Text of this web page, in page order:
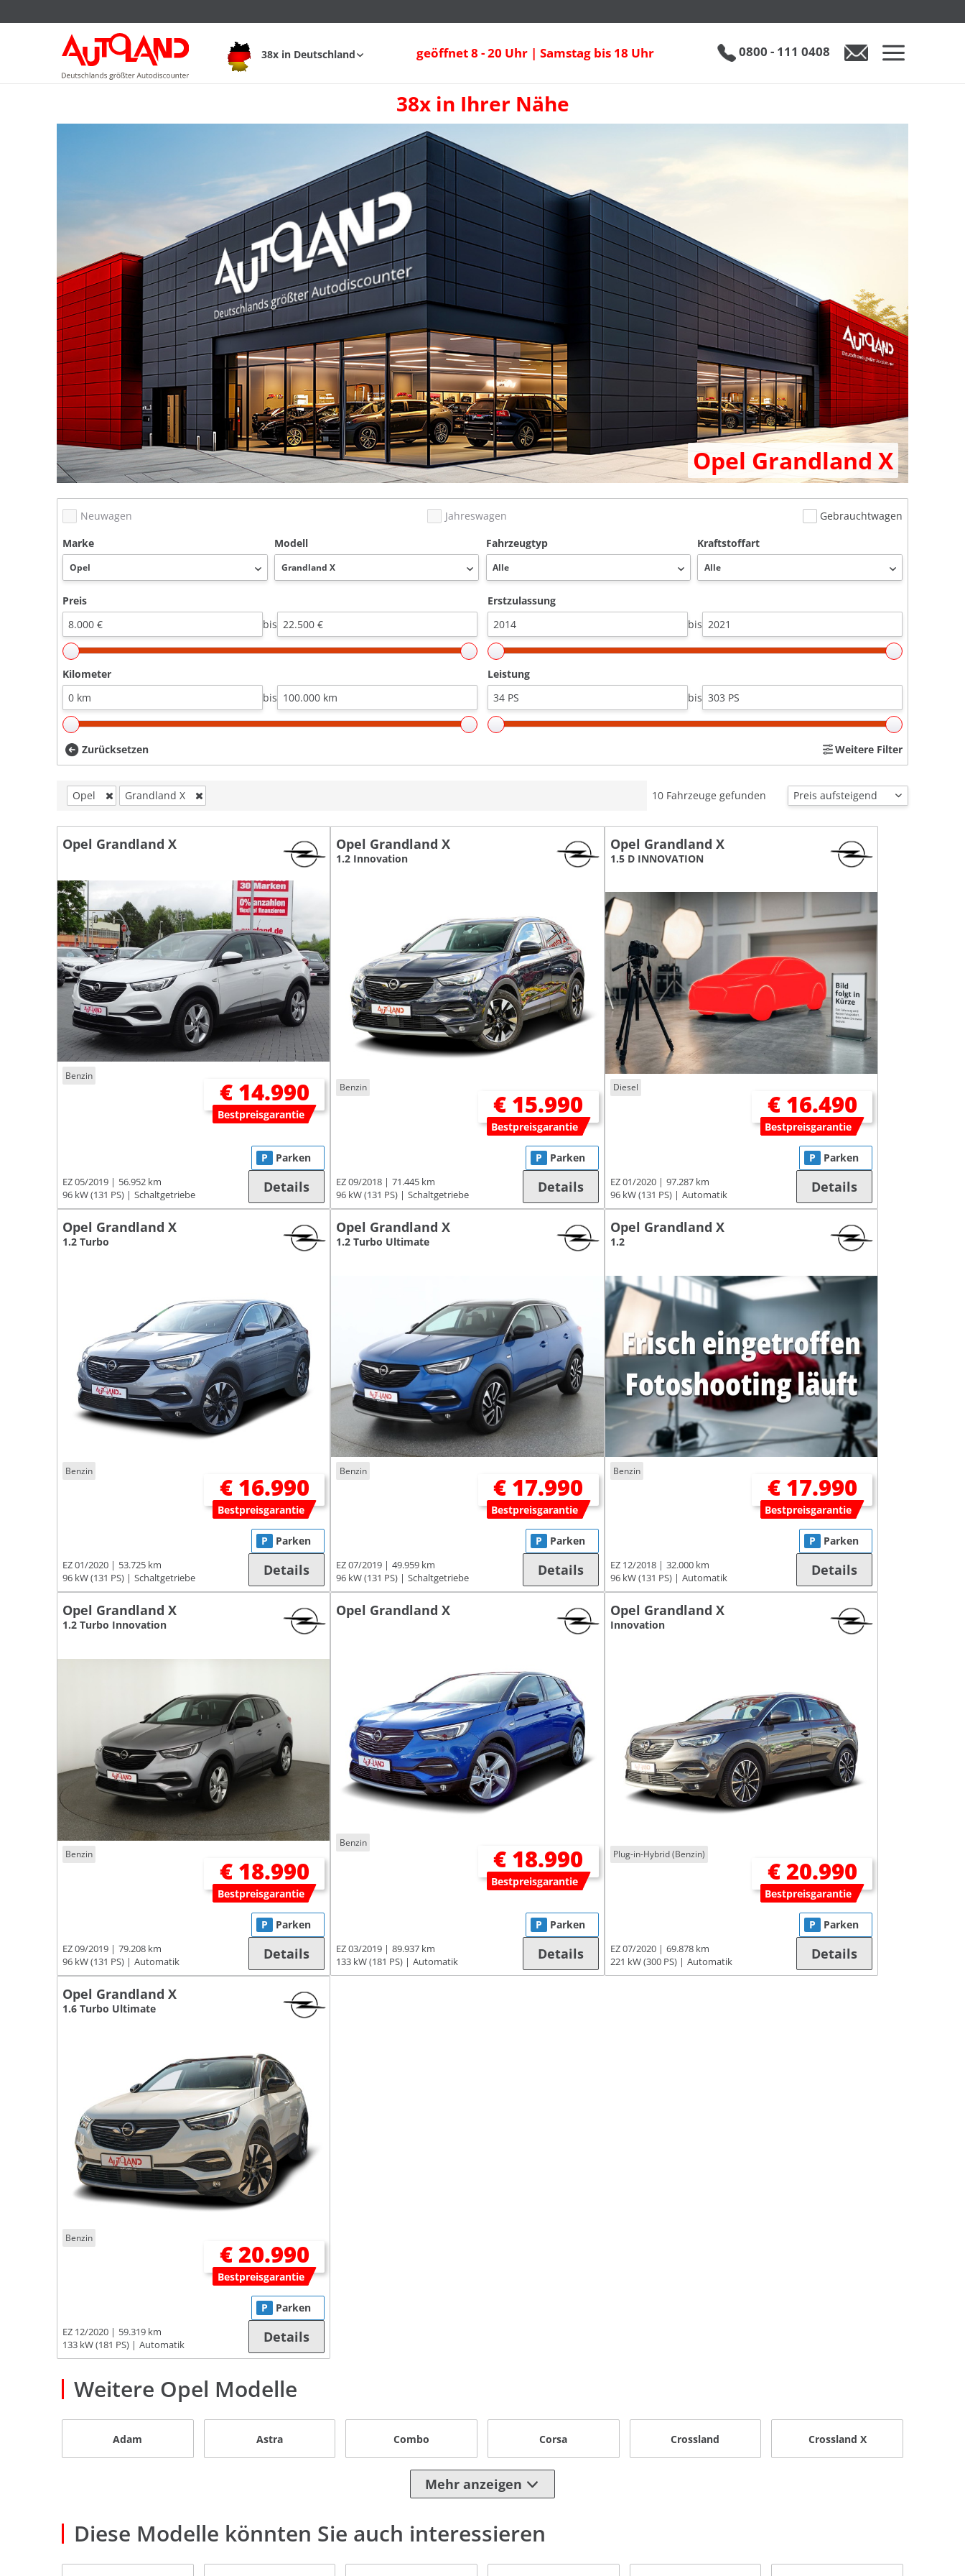
38x in Deutschland geöffnet 8 - 20 Uhr | Samstag bis 18 Uhr 0800 - 111 0408
38x in Ihrer Nähe
Opel Grandland X
Neuwagen Jahreswagen
Gebrauchtwagen
Marke
Modell Fahrzeugtyp Kraftstoffart
Preis
bis
Erstzulassung
bis
Kilometer
bis
Leistung
bis
Zurücksetzen Weitere Filter
Opel Grandland X 10 Fahrzeuge gefunden
Opel Grandland X
Benzin
€ 14.990
Bestpreisgarantie
EZ 05/2019
56.952 km
96 kW (131 PS)
Schaltgetriebe
P Parken
Details
Opel Grandland X
1.2 Innovation
Benzin
€ 15.990
Bestpreisgarantie
EZ 09/2018
71.445 km
96 kW (131 PS)
Schaltgetriebe
P Parken
Details
Opel Grandland X
1.5 D INNOVATION
Diesel
€ 16.490
Bestpreisgarantie
EZ 01/2020
97.287 km
96 kW (131 PS)
Automatik
P Parken
Details
Opel Grandland X
1.2 Turbo
Benzin
€ 16.990
Bestpreisgarantie
EZ 01/2020
53.725 km
96 kW (131 PS)
Schaltgetriebe
P Parken
Details
Opel Grandland X
1.2 Turbo Ultimate
Benzin
€ 17.990
Bestpreisgarantie
EZ 07/2019
49.959 km
96 kW (131 PS)
Schaltgetriebe
P Parken
Details
Opel Grandland X
1.2
Benzin
€ 17.990
Bestpreisgarantie
EZ 12/2018
32.000 km
96 kW (131 PS)
Automatik
P Parken
Details
Opel Grandland X
1.2 Turbo Innovation
Benzin
€ 18.990
Bestpreisgarantie
EZ 09/2019
79.208 km
96 kW (131 PS)
Automatik
P Parken
Details
Opel Grandland X
Benzin
€ 18.990
Bestpreisgarantie
EZ 03/2019
89.937 km
133 kW (181 PS)
Automatik
P Parken
Details
Opel Grandland X
Innovation
Plug-in-Hybrid (Benzin)
€ 20.990
Bestpreisgarantie
EZ 07/2020
69.878 km
221 kW (300 PS)
Automatik
P Parken
Details
Opel Grandland X
1.6 Turbo Ultimate
Benzin
€ 20.990
Bestpreisgarantie
EZ 12/2020
59.319 km
133 kW (181 PS)
Automatik
P Parken
Details
Weitere Opel Modelle
Adam Astra Combo Corsa Crossland Crossland X
Mehr anzeigen
Diese Modelle könnten Sie auch interessieren